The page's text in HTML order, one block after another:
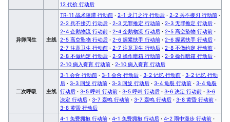
12 代价 行动后
异卵同生 主线
TR-11 战术阻滞 行动前 · 2-1 龙门之行 行动后 · 2-2 兵不接刃 行动前 ·
2-2 兵不接刃 行动后 · 2-3 无罪推定 行动前 · 2-3 无罪推定 行动后 ·
2-4 企鹅物流 行动前 · 2-4 企鹅物流 行动后 · 2-5 高空坠物 行动前 ·
2-5 高空坠物 行动后 · 2-6 握紧扶手 行动前 · 2-6 握紧扶手 行动后 ·
2-7 注意卫生 行动前 · 2-7 注意卫生 行动后 · 2-8 不做约定 行动前 ·
2-8 不做约定 行动后 · 2-9 操作暗箱 行动前 · 2-9 操作暗箱 行动后 ·
2-10 病入膏肓 行动前 · 2-10 病入膏肓 行动后
二次呼吸 主线
3-1 会合 行动前 · 3-1 会合 行动后 · 3-2 记忆 行动前 · 3-2 记忆 行动
后 · 3-3 回旋 行动前 · 3-3 回旋 行动后 · 3-4 龟裂 行动前 · 3-4 龟裂
行动后 · 3-5 呼叫 行动前 · 3-5 呼叫 行动后 · 3-6 决定 行动前 · 3-6
决定 行动后 · 3-7 轰鸣 行动前 · 3-7 轰鸣 行动后 · 3-8 黄昏 行动前 ·
3-8 黄昏 行动后
4-1 免费拥抱 行动前 · 4-1 免费拥抱 行动后 · 4-2 雨中漫步 行动前 ·